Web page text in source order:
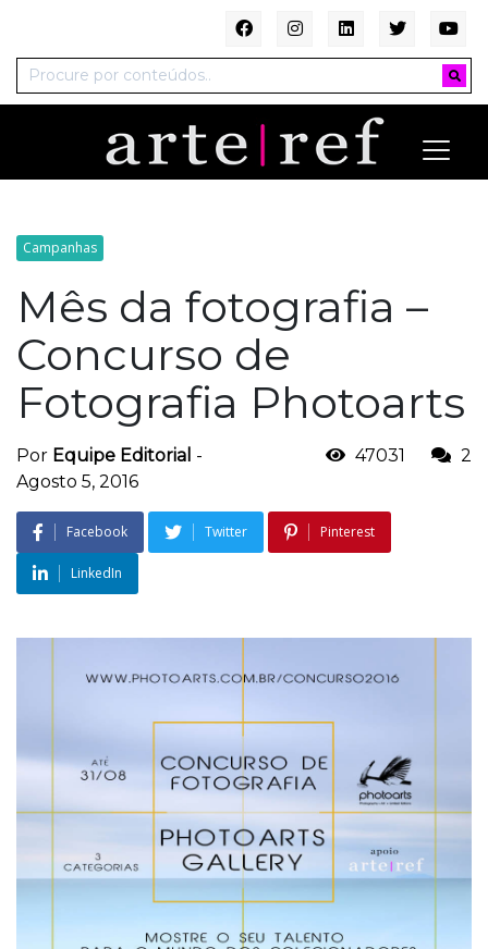
Campanhas
Mês da fotografia –
Concurso de
Fotografia Photoarts
Por Equipe Editorial -
Agosto 5, 2016
47031 2
Facebook Twitter Pinterest
LinkedIn